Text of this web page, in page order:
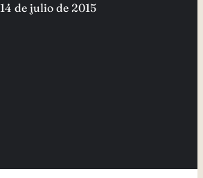
14 de julio de 2015